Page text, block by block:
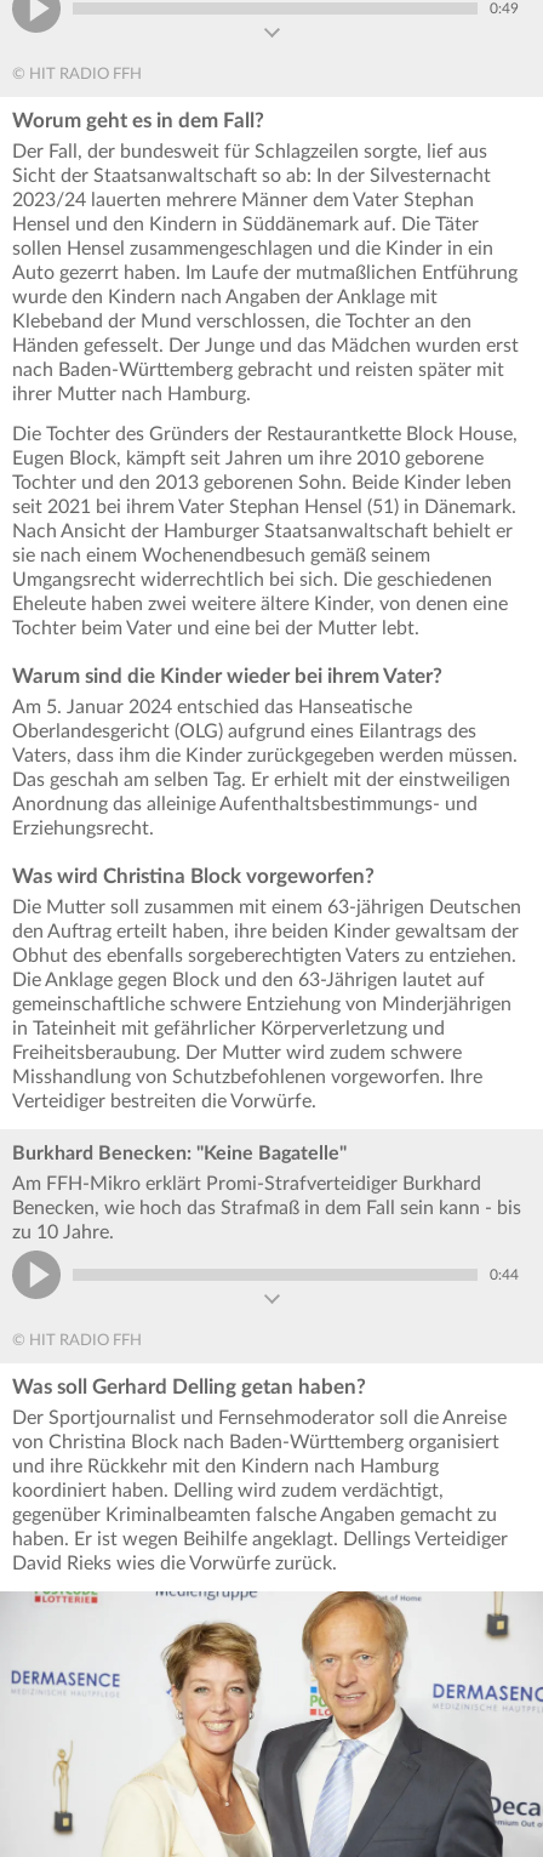
0:49
© HIT RADIO FFH
Worum geht es in dem Fall?
Der Fall, der bundesweit für Schlagzeilen sorgte, lief aus
Sicht der Staatsanwaltschaft so ab: In der Silvesternacht
2023/24 lauerten mehrere Männer dem Vater Stephan
Hensel und den Kindern in Süddänemark auf. Die Täter
sollen Hensel zusammengeschlagen und die Kinder in ein
Auto gezerrt haben. Im Laufe der mutmaßlichen Entführung
wurde den Kindern nach Angaben der Anklage mit
Klebeband der Mund verschlossen, die Tochter an den
Händen gefesselt. Der Junge und das Mädchen wurden erst
nach Baden-Württemberg gebracht und reisten später mit
ihrer Mutter nach Hamburg.
Die Tochter des Gründers der Restaurantkette Block House,
Eugen Block, kämpft seit Jahren um ihre 2010 geborene
Tochter und den 2013 geborenen Sohn. Beide Kinder leben
seit 2021 bei ihrem Vater Stephan Hensel (51) in Dänemark.
Nach Ansicht der Hamburger Staatsanwaltschaft behielt er
sie nach einem Wochenendbesuch gemäß seinem
Umgangsrecht widerrechtlich bei sich. Die geschiedenen
Eheleute haben zwei weitere ältere Kinder, von denen eine
Tochter beim Vater und eine bei der Mutter lebt.
Warum sind die Kinder wieder bei ihrem Vater?
Am 5. Januar 2024 entschied das Hanseatische
Oberlandesgericht (OLG) aufgrund eines Eilantrags des
Vaters, dass ihm die Kinder zurückgegeben werden müssen.
Das geschah am selben Tag. Er erhielt mit der einstweiligen
Anordnung das alleinige Aufenthaltsbestimmungs- und
Erziehungsrecht.
Was wird Christina Block vorgeworfen?
Die Mutter soll zusammen mit einem 63-jährigen Deutschen
den Auftrag erteilt haben, ihre beiden Kinder gewaltsam der
Obhut des ebenfalls sorgeberechtigten Vaters zu entziehen.
Die Anklage gegen Block und den 63-Jährigen lautet auf
gemeinschaftliche schwere Entziehung von Minderjährigen
in Tateinheit mit gefährlicher Körperverletzung und
Freiheitsberaubung. Der Mutter wird zudem schwere
Misshandlung von Schutzbefohlenen vorgeworfen. Ihre
Verteidiger bestreiten die Vorwürfe.
Burkhard Benecken: "Keine Bagatelle"
Am FFH-Mikro erklärt Promi-Strafverteidiger Burkhard
Benecken, wie hoch das Strafmaß in dem Fall sein kann - bis
zu 10 Jahre.
0:44
© HIT RADIO FFH
Was soll Gerhard Delling getan haben?
Der Sportjournalist und Fernsehmoderator soll die Anreise
von Christina Block nach Baden-Württemberg organisiert
und ihre Rückkehr mit den Kindern nach Hamburg
koordiniert haben. Delling wird zudem verdächtigt,
gegenüber Kriminalbeamten falsche Angaben gemacht zu
haben. Er ist wegen Beihilfe angeklagt. Dellings Verteidiger
David Rieks wies die Vorwürfe zurück.